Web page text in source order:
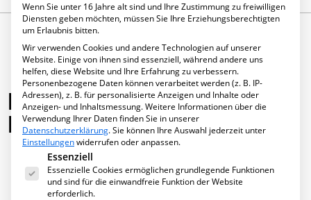
BESSER PLANEN – KLÜGER
ENTSCHEIDEN
August 7, 2008 ,Publikationen
Wenn Sie unter 16 Jahre alt sind und Ihre Zustimmung zu freiwilligen
Diensten geben möchten, müssen Sie Ihre Erziehungsberechtigten
um Erlaubnis bitten.
Wir verwenden Cookies und andere Technologien auf unserer
Website. Einige von ihnen sind essenziell, während andere uns
helfen, diese Website und Ihre Erfahrung zu verbessern.
Personenbezogene Daten können verarbeitet werden (z. B. IP-
Adressen), z. B. für personalisierte Anzeigen und Inhalte oder
Anzeigen- und Inhaltsmessung.Weitere Informationen über die
Verwendung Ihrer Daten finden Sie in unserer
Datenschutzerklärung.Sie können Ihre Auswahl jederzeit unter
Einstellungenwiderrufen oder anpassen.
Es folgt eine Liste der Service-Gruppen, für die eine
Essenziell
Essenzielle Cookies ermöglichen grundlegende Funktionen
und sind für die einwandfreie Funktion der Website
erforderlich.